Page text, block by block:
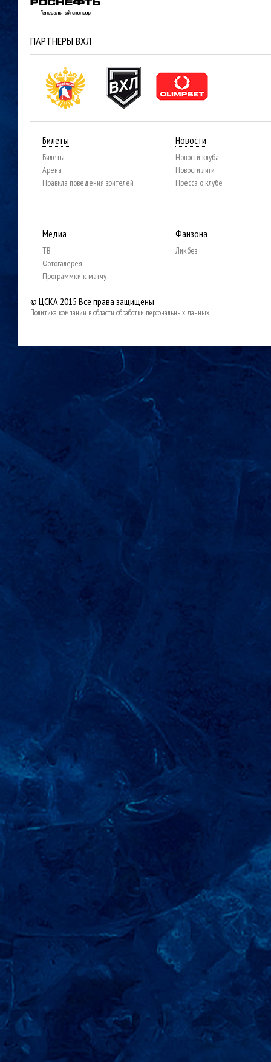
ПАРТНЕРЫ ВХЛ
Билеты
Билеты
Арена
Правила поведения зрителей
Новости
Новости клуба
Новости лиги
Пресса о клубе
Медиа
ТВ
Фотогалерея
Программки к матчу
Фанзона
Ликбез
© ЦСКА 2015 Все права защищены
Политика компании в области обработки персональных данных